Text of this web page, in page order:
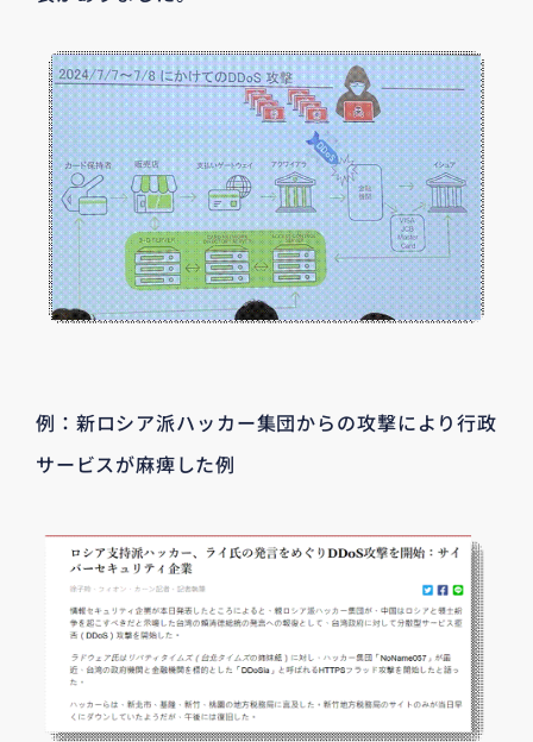
例：新ロシア派ハッカー集団からの攻撃により行政
サービスが麻痺した例